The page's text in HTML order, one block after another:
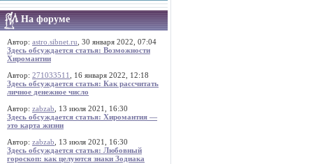
На форуме
Автор: astro.sibnet.ru , 30 января 2022, 07:04
Здесь обсуждается статья: Возможности
Хиромантии
Автор: 271033511
, 16 января 2022, 12:18
Здесь обсуждается статья: Как рассчитать
личное денежное число
Автор: zabzab , 13 июля 2021, 16:30
Здесь обсуждается статья: Хиромантия —
это карта жизни
Автор: zabzab , 13 июля 2021, 16:30
Здесь обсуждается статья: Любовный
гороскоп: как целуются знаки Зодиака